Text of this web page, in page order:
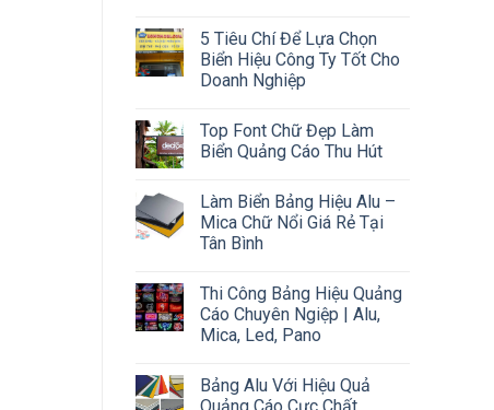
5 Tiêu Chí Để Lựa Chọn
Biển Hiệu Công Ty Tốt Cho
Doanh Nghiệp
Top Font Chữ Đẹp Làm
Biển Quảng Cáo Thu Hút
Làm Biển Bảng Hiệu Alu –
Mica Chữ Nổi Giá Rẻ Tại
Tân Bình
Thi Công Bảng Hiệu Quảng
Cáo Chuyên Ngiệp | Alu,
Mica, Led, Pano
Bảng Alu Với Hiệu Quả